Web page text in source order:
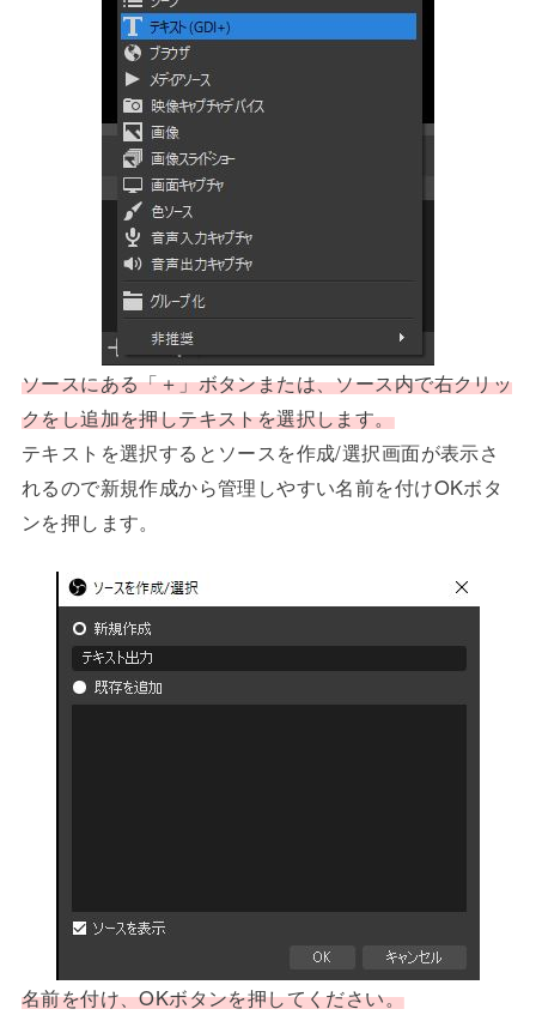
ソースにある「＋」ボタンまたは、ソース内で右クリッ
クをし追加を押しテキストを選択します。
テキストを選択するとソースを作成/選択画面が表示さ
れるので新規作成から管理しやすい名前を付けOKボタ
ンを押します。
名前を付け、OKボタンを押してください。